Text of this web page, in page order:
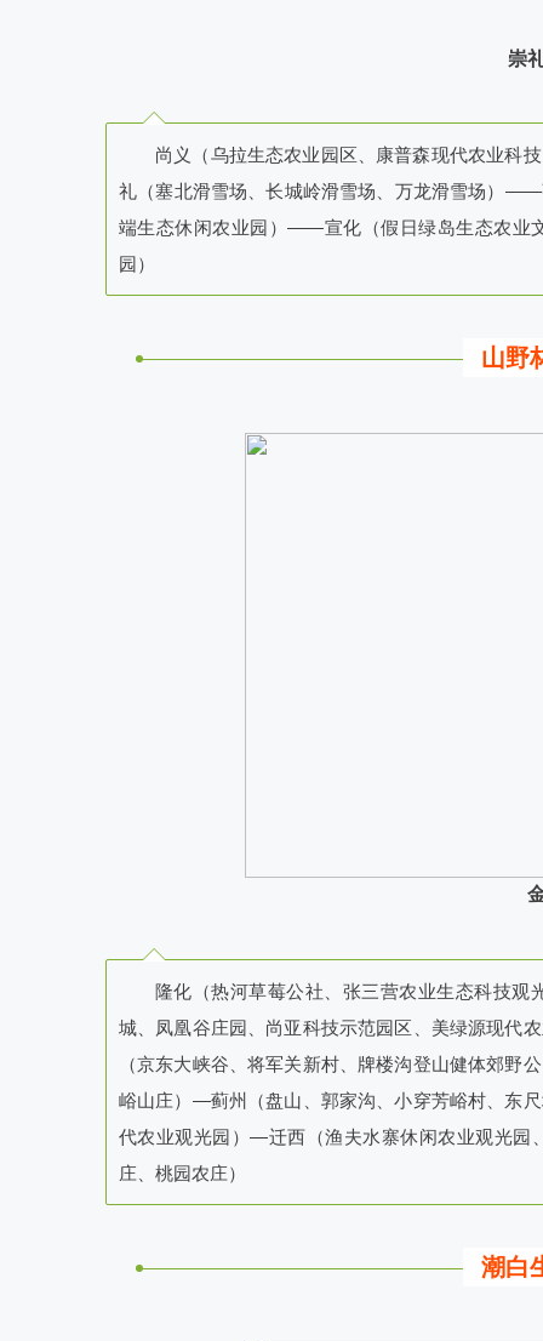
崇
尚义（乌拉生态农业园区、康普森现代农业
礼（塞北滑雪场、长城岭滑雪场、万龙滑雪场）
端生态休闲农业园）——宣化（假日绿岛生态农业
园）
山野
隆化（热河草莓公社、张三营农业生态科技
城、凤凰谷庄园、尚亚科技示范园区、美绿源现
（京东大峡谷、将军关新村、牌楼沟登山健体郊野
峪山庄）—蓟州（盘山、郭家沟、小穿芳峪村、东
代农业观光园）—迁西（渔夫水寨休闲农业观光
庄、桃园农庄）
潮白